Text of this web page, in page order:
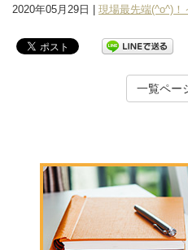
2020年05月29日 | 現場最先端(^o^)！
一覧ペー